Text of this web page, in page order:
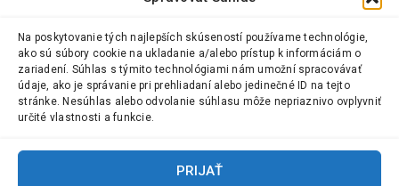
Na poskytovanie tých najlepších skúseností používame technológie,
ako sú súbory cookie na ukladanie a/alebo prístup k informáciám o
zariadení. Súhlas s týmito technológiami nám umožní spracovávať
údaje, ako je správanie pri prehliadaní alebo jedinečné ID na tejto
stránke. Nesúhlas alebo odvolanie súhlasu môže nepriaznivo ovplyvniť
určité vlastnosti a funkcie.
PRIJAŤ
reklamacie@vstavanky.sk
© 2024 Vstavanky.sk. Všetky práva vyhradené.